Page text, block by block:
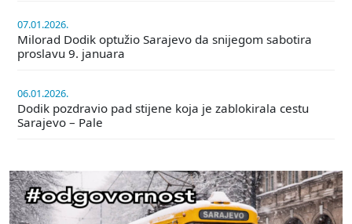
07.01.2026.
Milorad Dodik optužio Sarajevo da snijegom sabotira
proslavu 9. januara
06.01.2026.
Dodik pozdravio pad stijene koja je zablokirala cestu
Sarajevo – Pale